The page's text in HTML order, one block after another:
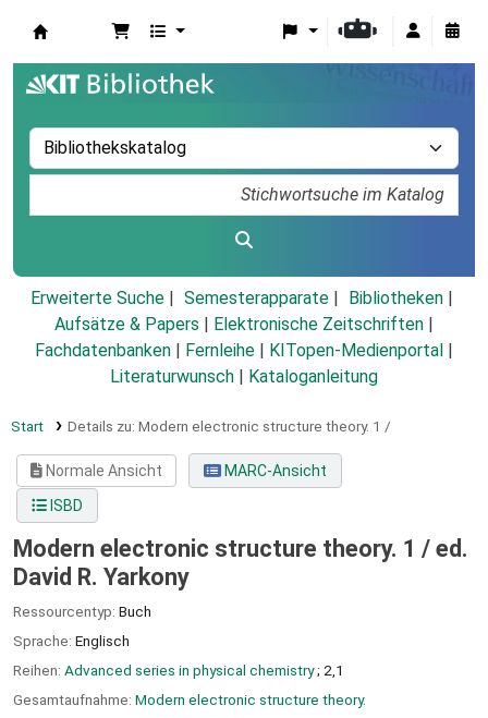
Erweiterte Suche Semesterapparate
Bibliotheken
Aufsätze & Papers
Elektronische Zeitschriften
Fachdatenbanken
Fernleihe KITopen-Medienportal
Literaturwunsch
Kataloganleitung
Start Details zu: Modern electronic structure theory. 1 /
Normale Ansicht
MARC-Ansicht
ISBD
Modern electronic structure theory. 1 / ed.
David R. Yarkony
Ressourcentyp: Buch
Sprache: Englisch
Reihen: Advanced series in physical chemistry; 2,1
Gesamtaufnahme: Modern electronic structure theory.